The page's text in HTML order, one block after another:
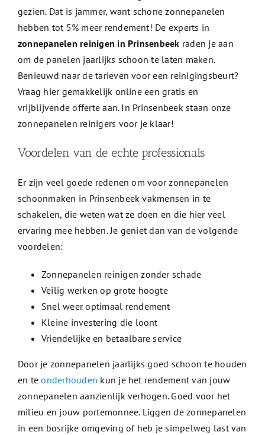
gezien. Dat is jammer, want schone zonnepanelen
hebben tot 5% meer rendement! De experts in
zonnepanelen reinigen in Prinsenbeek raden je aan
om de panelen jaarlijks schoon te laten maken.
Benieuwd naar de tarieven voor een reinigingsbeurt?
Vraag hier gemakkelijk online een gratis en
vrijblijvende offerte aan. In Prinsenbeek staan onze
zonnepanelen reinigers voor je klaar!
Voordelen van de echte professionals
Er zijn veel goede redenen om voor zonnepanelen
schoonmaken in Prinsenbeek vakmensen in te
schakelen, die weten wat ze doen en die hier veel
ervaring mee hebben. Je geniet dan van de volgende
voordelen:
Zonnepanelen reinigen zonder schade
Veilig werken op grote hoogte
Snel weer optimaal rendement
Kleine investering die loont
Vriendelijke en betaalbare service
Door je zonnepanelen jaarlijks goed schoon te houden
en teonderhouden kun je het rendement van jouw
zonnepanelen aanzienlijk verhogen. Goed voor het
milieu en jouw portemonnee. Liggen de zonnepanelen
in een bosrijke omgeving of heb je simpelweg last van